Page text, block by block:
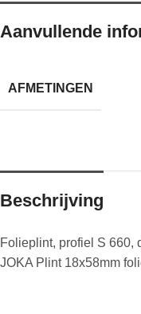
Aanvullende
AFMETINGEN
Beschrijving
Folieplint, profiel S 660,
JOKA Plint 18x58mm